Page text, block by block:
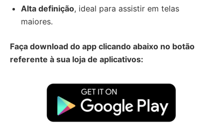
Alta definição, ideal para assistir em telas
maiores.
Faça download do app clicando abaixo no botão
referente à sua loja de aplicativos: